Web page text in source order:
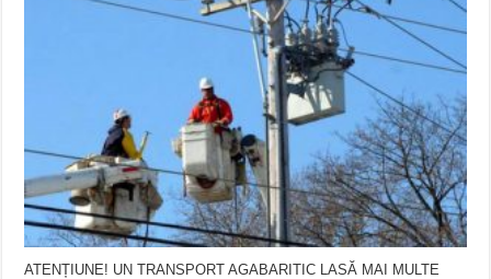
ATENȚIUNE! UN TRANSPORT AGABARITIC LASĂ MAI MULTE